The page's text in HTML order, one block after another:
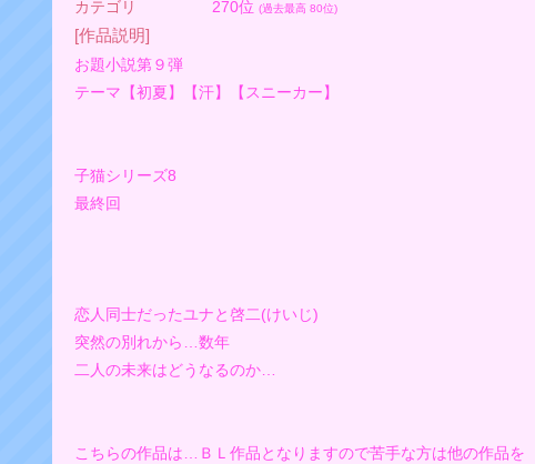
カテゴリ 270位(過去最高 80位)
[作品説明]
お題小説第９弾
テーマ【初夏】【汗】【スニーカー】
子猫シリーズ8
最終回
恋人同士だったユナと啓二(けいじ)
突然の別れから…数年
二人の未来はどうなるのか…
こちらの作品は…ＢＬ作品となりますので苦手な方は他の作品を